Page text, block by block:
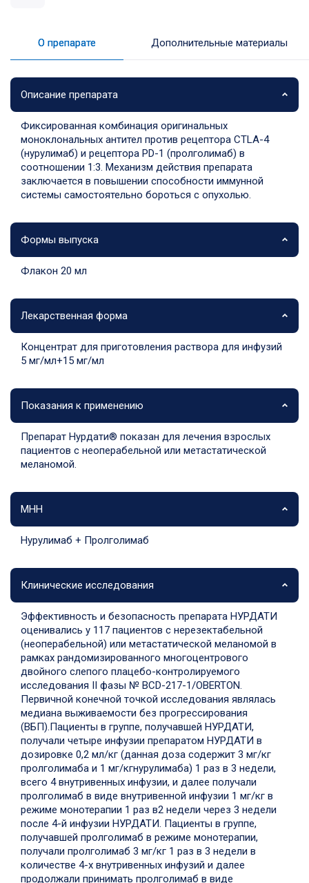
О препарате Дополнительные материалы
Описание препарата
Фиксированная комбинация оригинальных
моноклональных антител против рецептора CTLA-4
(нурулимаб) и рецептора PD-1 (пролголимаб) в
соотношении 1:3. Механизм действия препарата
заключается в повышении способности иммунной
системы самостоятельно бороться с опухолью.
Формы выпуска
Флакон 20 мл
Лекарственная форма
Концентрат для приготовления раствора для инфузий
5 мг/мл+15 мг/мл
Показания к применению
Препарат Нурдати® показан для лечения взрослых
пациентов с неоперабельной или метастатической
меланомой.
МНН
Нурулимаб + Пролголимаб
Клинические исследования
Эффективность и безопасность препарата НУРДАТИ
оценивались у 117 пациентов с нерезектабельной
(неоперабельной) или метастатической меланомой в
рамках рандомизированного многоцентрового
двойного слепого плацебо-контролируемого
исследования II фазы № BCD-217-1/OBERTON.
Первичной конечной точкой исследования являлась
медиана выживаемости без прогрессирования
(ВБП).Пациенты в группе, получавшей НУРДАТИ,
получали четыре инфузии препаратом НУРДАТИ в
дозировке 0,2 мл/кг (данная доза содержит 3 мг/кг
пролголимаба и 1 мг/кгнурулимаба) 1 раз в 3 недели,
всего 4 внутривенных инфузии, и далее получали
пролголимаб в виде внутривенной инфузии 1 мг/кг в
режиме монотерапии 1 раз в2 недели через 3 недели
после 4-й инфузии НУРДАТИ. Пациенты в группе,
получавшей пролголимаб в режиме монотерапии,
получали пролголимаб 3 мг/кг 1 раз в 3 недели в
количестве 4-х внутривенных инфузий и далее
продолжали принимать пролголимаб в виде